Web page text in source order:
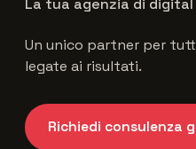
La tua agenzia di
Un unico partner per
legate ai risultati.
Richiedi consulenza